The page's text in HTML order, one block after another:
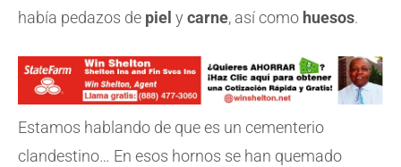
había pedazos de piel y carne, así como huesos.
Estamos hablando de que es un cementerio
clandestino… En esos hornos se han quemado